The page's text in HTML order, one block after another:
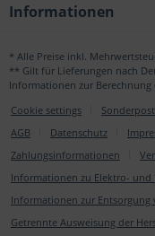
Informationen
* Alle Preise inkl.
** Gilt für Lieferungen nach
Informationen zur Berechnung
Cookie settings
AGB
Datenschutz
Zahlungsinformationen
Informationen zu Elektro- und
Informationen zur Entsorgung
Getrennte Ausweisung der